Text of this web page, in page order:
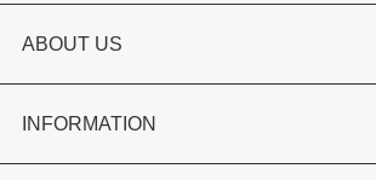
結婚指輪
セットリング
選ばれる理由まとめ
お客様の声
ABOUT US
会社概要
INFORMATION